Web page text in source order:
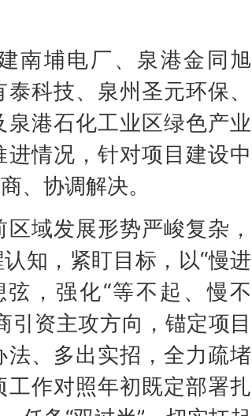
埔电厂、泉港金同旭
科技、泉州圣元环保、
港石化工业区绿色产业
情况，针对项目建设中
、协调解决。
域发展形势严峻复杂，
知，紧盯目标，以“慢进
，强化“等不起、慢不
引资主攻方向，锚定项目
、多出实招，全力疏堵
作对照年初既定部署扎